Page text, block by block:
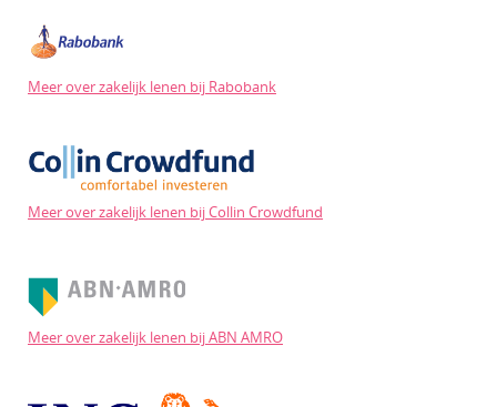
Meer over zakelijk lenen bij Rabobank
Meer over zakelijk lenen bij Collin Crowdfund
Meer over zakelijk lenen bij ABN AMRO